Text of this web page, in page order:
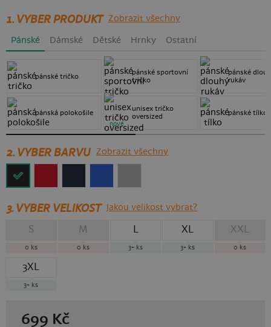
1. VYBER PRODUKT Zobrazit všechny
Pánské Dámské Dětské Hrnky Ostatní
pánské tričko
pánská polokošile
pánské sportovní
tričko
unisex tričko
oversized
nové
pánské
rukáv
pánské tílko
2. VYBER BARVU Zobrazit všechny
3.VYBER VELIKOST Jakou velikost vybrat?
S
0 ks
M
0 ks
L
3+ ks
XL
3+ ks
XXL
0 ks
3XL
3+ ks
699 Kč